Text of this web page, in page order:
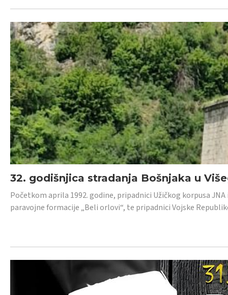
32. godišnjica stradanja Bošnjaka u
Početkom aprila 1992. godine, pripadnici Užičkog korpusa
paravojne formacije „Beli orlovi“, te pripadnici Vojske